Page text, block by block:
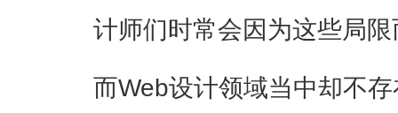
计师们时常会因为这些局
而Web设计领域当中却不